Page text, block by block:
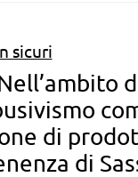
sicuri
di
di